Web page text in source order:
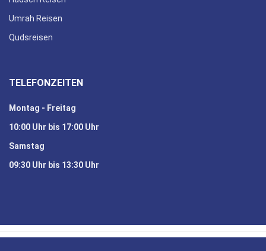
Umrah Reisen
Qudsreisen
TELEFONZEITEN
Montag - Freitag
10:00 Uhr bis 17:00 Uhr
Samstag
09:30 Uhr bis 13:30 Uhr